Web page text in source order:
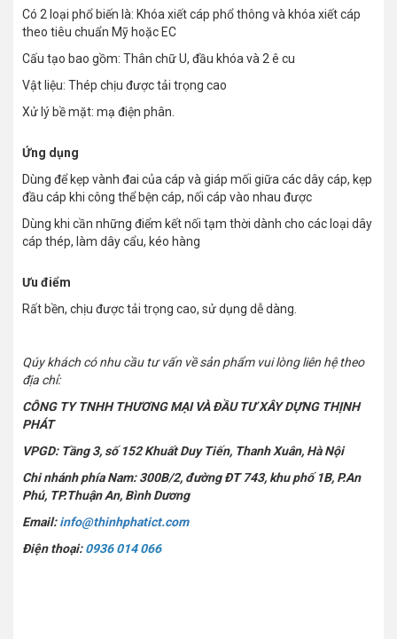
Có 2 loại phổ biến là: Khóa xiết cáp phổ thông và khóa xiết cáp
theo tiêu chuẩn Mỹ hoặc EC
Cấu tạo bao gồm: Thân chữ U, đầu khóa và 2 ê cu
Vật liệu: Thép chịu được tải trọng cao
Xử lý bề mặt: mạ điện phân.
Ứng dụng
Dùng để kẹp vành đai của cáp và giáp mối giữa các dây cáp, kẹp
đầu cáp khi công thể bện cáp, nối cáp vào nhau được
Dùng khi cần những điểm kết nối tạm thời dành cho các loại dây
cáp thép, làm dây cẩu, kéo hàng
Ưu điểm
Rất bền, chịu được tải trọng cao, sử dụng dễ dàng.
Qúy khách có nhu cầu tư vấn về sản phẩm vui lòng liên hệ theo
địa chỉ:
CÔNG TY TNHH THƯƠNG MẠI VÀ ĐẦU TƯ XÂY DỰNG THỊNH
PHÁT
VPGD: Tầng 3, số 152 Khuất Duy Tiến, Thanh Xuân, Hà Nội
Chi nhánh phía Nam: 300B/2, đường ĐT 743, khu phố 1B, P.An
Phú, TP.Thuận An, Bình Dương
Email:info@thinhphatict.com
Điện thoại:0936 014 066